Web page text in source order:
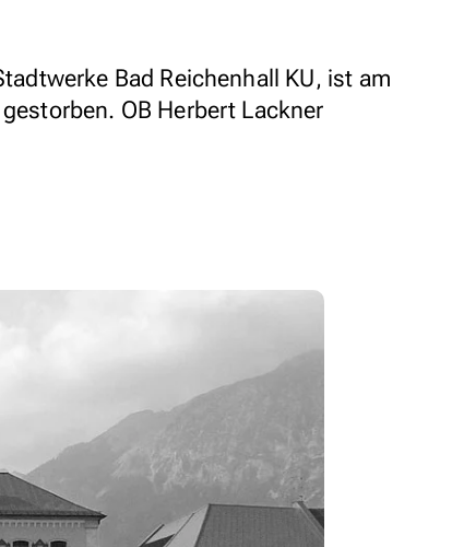
Bad Reichenhall KU, ist am
OB Herbert Lackner